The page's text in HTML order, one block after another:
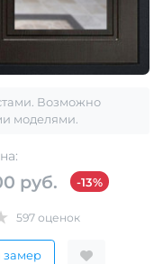
Возможно
моделями.
руб. -13%
597 оценок
замер